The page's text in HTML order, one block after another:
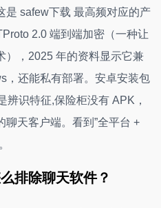
是 safew下载 最高频对应的产
2.0 端到端加密（一种让
），2025 年的资料显示它兼
，还能私有部署。安卓安装包
辨识特征,保险柜没有 APK，
天客户端。看到”全平台 +
排除聊天软件？